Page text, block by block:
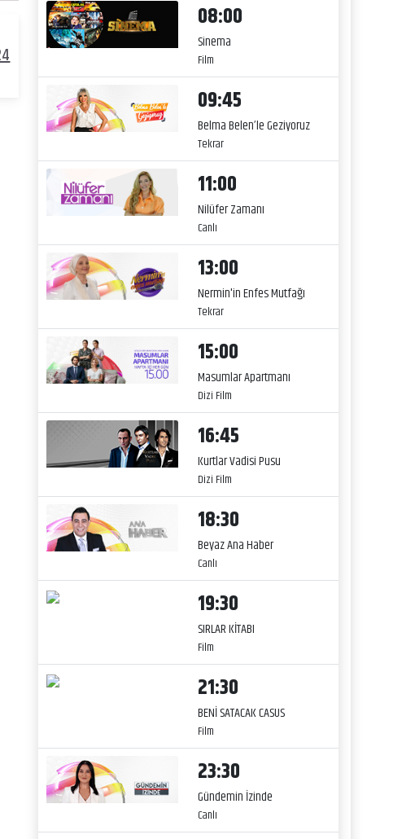
08:00
Sinema
Film
09:45
Belma Belen’le Geziyoruz
Tekrar
11:00
Nilüfer Zamanı
Canlı
13:00
Nermin'in Enfes Mutfağı
Tekrar
15:00
Masumlar Apartmanı
Dizi Film
16:45
Kurtlar Vadisi Pusu
Dizi Film
18:30
Beyaz Ana Haber
Canlı
19:30
SIRLAR KİTABI
Film
21:30
BENİ SATACAK CASUS
Film
23:30
Gündemin İzinde
Canlı